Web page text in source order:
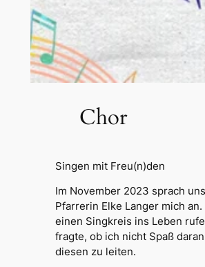
Chor
Singen mit Freu(n)den
Im November 2023 sprach
Pfarrerin Elke Langer mich
einen Singkreis ins Leben
fragte, ob ich nicht Spaß
diesen zu leiten.